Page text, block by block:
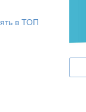
в ТОП